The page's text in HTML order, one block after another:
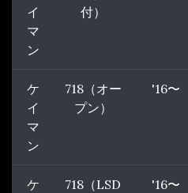
イ
マ
ン
付）
ケ
イ
マ
ン
718（オー
プン）
'16〜
ケ
718（LSD
'16〜